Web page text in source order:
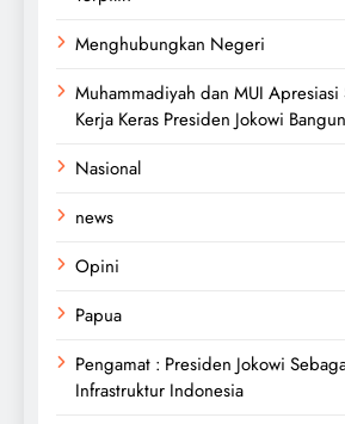
Menghubungkan Negeri
Muhammadiyah dan MUI Apresiasi
Kerja Keras Presiden Jokowi
Nasional
news
Opini
Papua
Pengamat : Presiden Jokowi
Infrastruktur Indonesia